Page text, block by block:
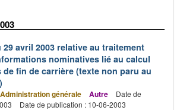
avril 2003 relative au traitement
nominatives lié au calcul
fin de carrière (texte non paru au
Administration générale Autre
Date de
Date de publication : 10-06-2003